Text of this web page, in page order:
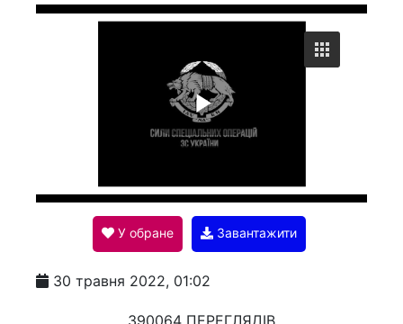
P
l
a
У обране Завантажити
30 травня 2022, 01:02
390064 ПЕРЕГЛЯДІВ